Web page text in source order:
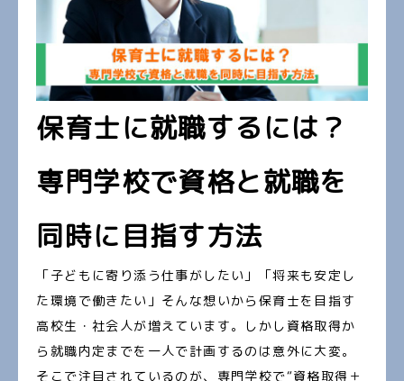
保育士に就職するには？
専門学校で資格と就職を
同時に目指す方法
「子どもに寄り添う仕事がしたい」「将来も安定し
た環境で働きたい」そんな想いから保育士を目指す
高校生・社会人が増えています。しかし資格取得か
ら就職内定までを一人で計画するのは意外に大変。
そこで注目されているのが、専門学校で“資格取得＋